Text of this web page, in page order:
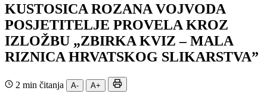
KUSTOSICA ROZANA VOJVODA
POSJETITELJE PROVELA KROZ
IZLOŽBU „ZBIRKA KVIZ – MALA
RIZNICA HRVATSKOG SLIKARSTVA”
2 min čitanja A- A+